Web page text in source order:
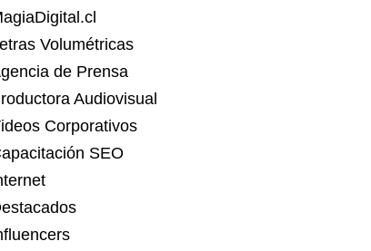
Volumétricas
de Prensa
Audiovisual
Corporativos
SEO